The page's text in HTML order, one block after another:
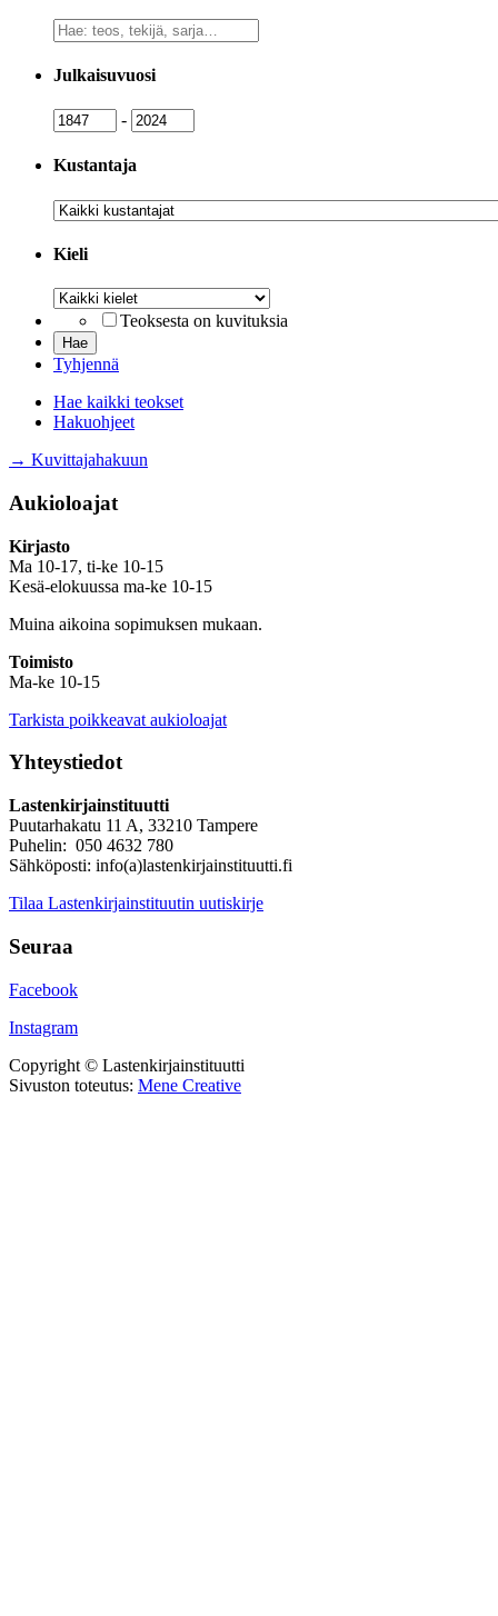
Vapaa
sanahaku
Julkaisuvuosi
Julkaisuvuosi
- Julkaisuvuosi
Kustantaja
Kustantaja
Kieli
Kieli
Teoksesta on kuvituksia
Tyhjennä
Hae kaikki teokset
Hakuohjeet
→ Kuvittajahakuun
Aukioloajat
Kirjasto
Ma 10-17, ti-ke 10-15
Kesä-elokuussa ma-ke 10-15
Muina aikoina sopimuksen mukaan.
Toimisto
Ma-ke 10-15
Tarkista poikkeavat aukioloajat
Yhteystiedot
Lastenkirjainstituutti
Puutarhakatu 11 A, 33210 Tampere
Puhelin: 050 4632 780
Sähköposti: info(a)lastenkirjainstituutti.fi
Tilaa Lastenkirjainstituutin uutiskirje
Seuraa
Facebook
Instagram
Copyright © Lastenkirjainstituutti
Sivuston toteutus: Mene Creative